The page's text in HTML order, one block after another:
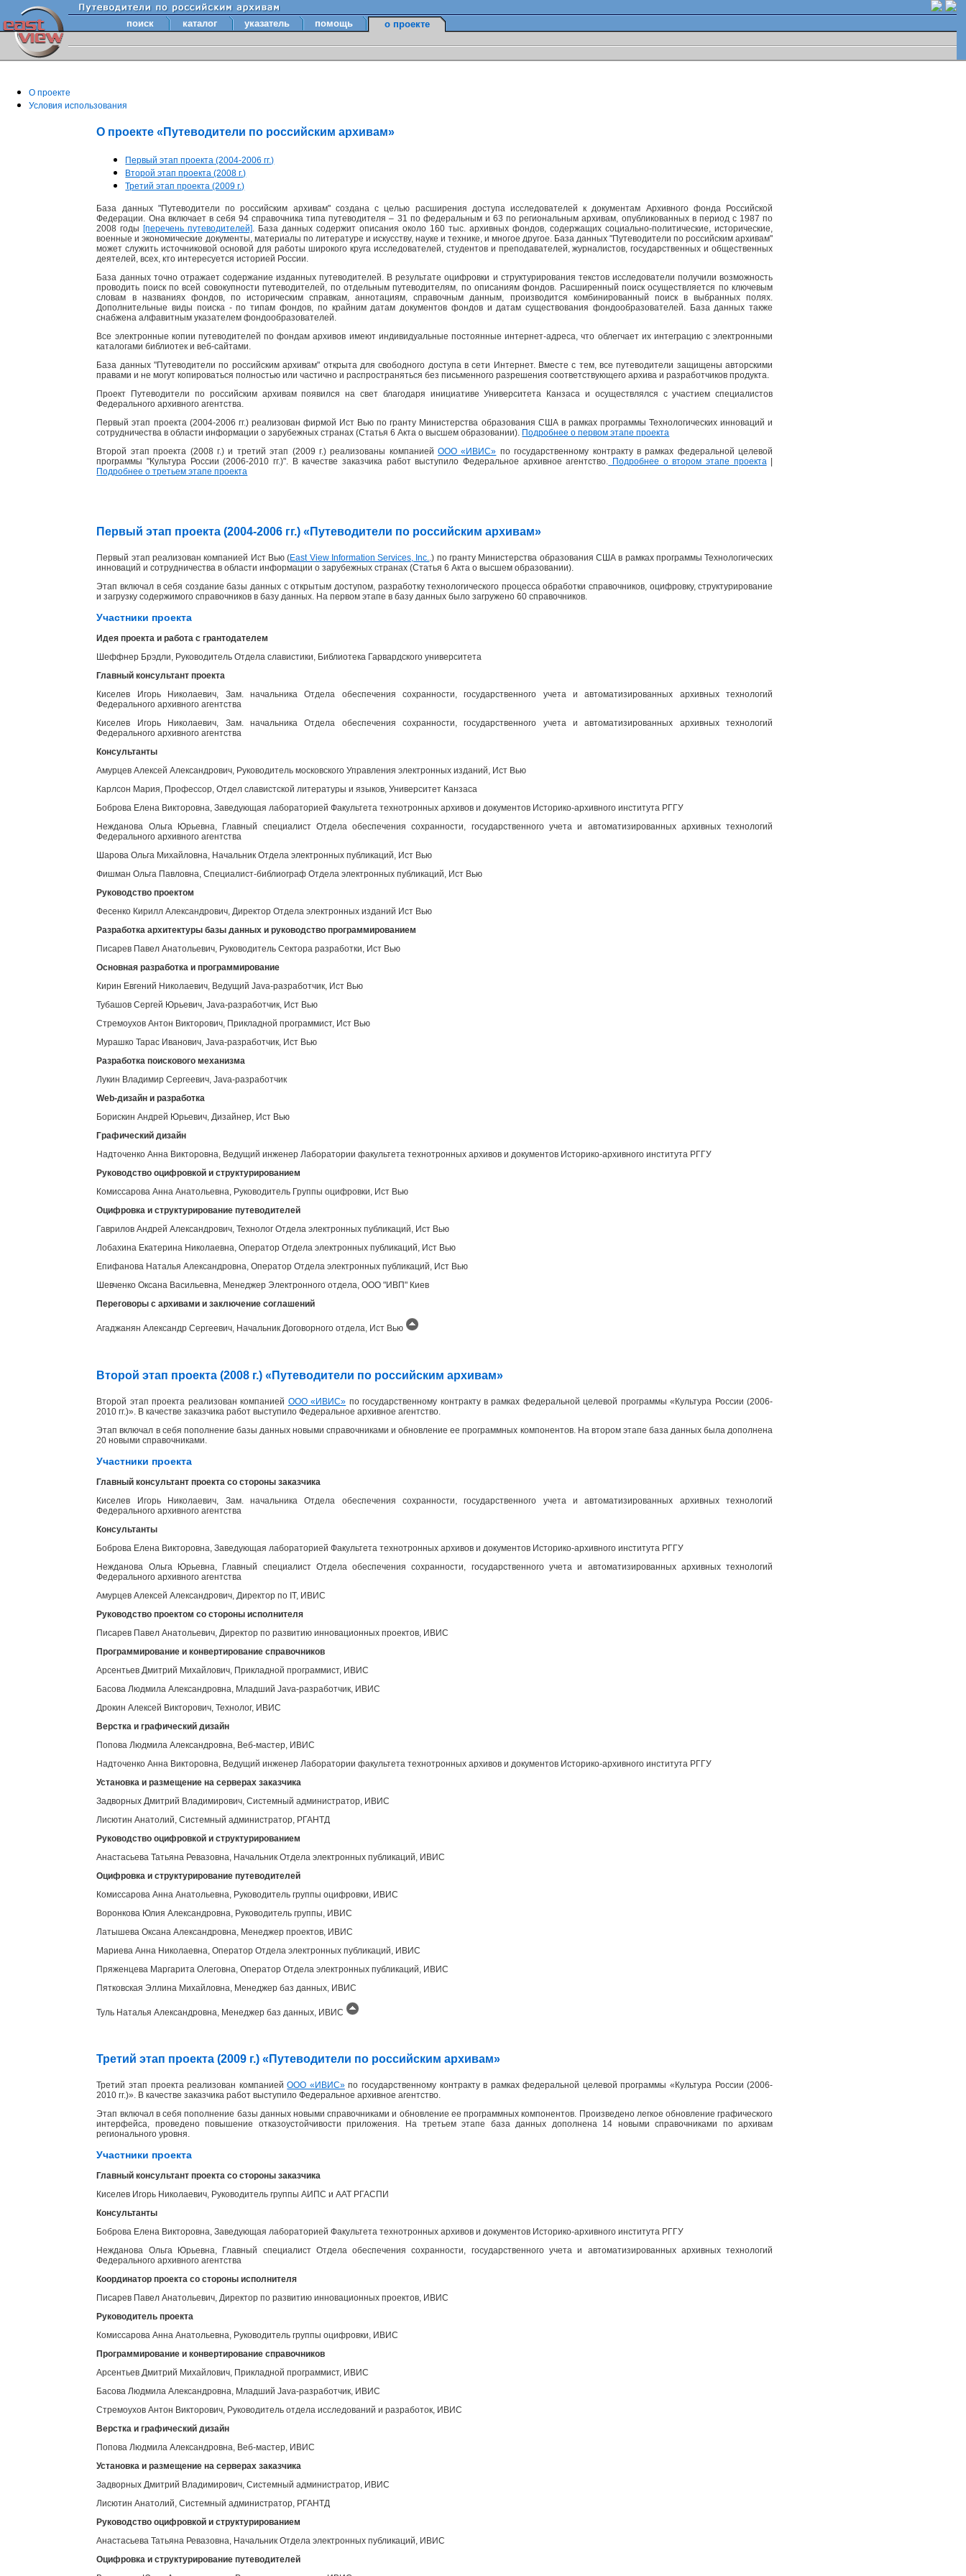
поиск каталог указатель помощь о проекте
О проекте
Условия использования
О проекте «Путеводители по российским архивам»
Первый этап проекта (2004-2006 гг.)
Второй этап проекта (2008 г.)
Третий этап проекта (2009 г.)
База данных "Путеводители по российским архивам" создана с целью расширения доступа исследователей к документам Архивного фонда Российской
Федерации. Она включает в себя 94 справочника типа путеводителя – 31 по федеральным и 63 по региональным архивам, опубликованных в период с 1987 по
2008 годы [перечень путеводителей]. База данных содержит описания около 160 тыс. архивных фондов, содержащих социально-политические, исторические,
военные и экономические документы, материалы по литературе и искусству, науке и технике, и многое другое. База данных "Путеводители по российским архивам"
может служить источниковой основой для работы широкого круга исследователей, студентов и преподавателей, журналистов, государственных и общественных
деятелей, всех, кто интересуется историей России.
База данных точно отражает содержание изданных путеводителей. В результате оцифровки и структурирования текстов исследователи получили возможность
проводить поиск по всей совокупности путеводителей, по отдельным путеводителям, по описаниям фондов. Расширенный поиск осуществляется по ключевым
словам в названиях фондов, по историческим справкам, аннотациям, справочным данным, производится комбинированный поиск в выбранных полях.
Дополнительные виды поиска - по типам фондов, по крайним датам документов фондов и датам существования фондообразователей. База данных также
снабжена алфавитным указателем фондообразователей.
Все электронные копии путеводителей по фондам архивов имеют индивидуальные постоянные интернет-адреса, что облегчает их интеграцию с электронными
каталогами библиотек и веб-сайтами.
База данных "Путеводители по российским архивам" открыта для свободного доступа в сети Интернет. Вместе с тем, все путеводители защищены авторскими
правами и не могут копироваться полностью или частично и распространяться без письменного разрешения соответствующего архива и разработчиков продукта.
Проект Путеводители по российским архивам появился на свет благодаря инициативе Университета Канзаса и осуществлялся с участием специалистов
Федерального архивного агентства.
Первый этап проекта (2004-2006 гг.) реализован фирмой Ист Вью по гранту Министерства образования США в рамках программы Технологических инноваций и
сотрудничества в области информации о зарубежных странах (Статья 6 Акта о высшем образовании). Подробнее о первом этапе проекта
Второй этап проекта (2008 г.) и третий этап (2009 г.) реализованы компаниейООО «ИВИС» по государственному контракту в рамках федеральной целевой
программы "Культура России (2006-2010 гг.)". В качестве заказчика работ выступило Федеральное архивное агентство. Подробнее о втором этапе проекта|
Подробнее о третьем этапе проекта
Первый этап проекта (2004-2006 гг.) «Путеводители по российским архивам»
Первый этап реализован компанией Ист Вью (East View Information Services, Inc. .) по гранту Министерства образования США в рамках программы Технологических
инноваций и сотрудничества в области информации о зарубежных странах (Статья 6 Акта о высшем образовании).
Этап включал в себя создание базы данных с открытым доступом, разработку технологического процесса обработки справочников, оцифровку, структурирование
и загрузку содержимого справочников в базу данных. На первом этапе в базу данных было загружено 60 справочников.
Участники проекта
Идея проекта и работа с грантодателем
Шеффнер Брэдли, Руководитель Отдела славистики, Библиотека Гарвардского университета
Главный консультант проекта
Киселев Игорь Николаевич, Зам. начальника Отдела обеспечения сохранности, государственного учета и автоматизированных архивных технологий
Федерального архивного агентства
Киселев Игорь Николаевич, Зам. начальника Отдела обеспечения сохранности, государственного учета и автоматизированных архивных технологий
Федерального архивного агентства
Консультанты
Амурцев Алексей Александрович, Руководитель московского Управления электронных изданий, Ист Вью
Карлсон Мария, Профессор, Отдел славистской литературы и языков, Университет Канзаса
Боброва Елена Викторовна, Заведующая лабораторией Факультета технотронных архивов и документов Историко-архивного института РГГУ
Нежданова Ольга Юрьевна, Главный специалист Отдела обеспечения сохранности, государственного учета и автоматизированных архивных технологий
Федерального архивного агентства
Шарова Ольга Михайловна, Начальник Отдела электронных публикаций, Ист Вью
Фишман Ольга Павловна, Специалист-библиограф Отдела электронных публикаций, Ист Вью
Руководство проектом
Фесенко Кирилл Александрович, Директор Отдела электронных изданий Ист Вью
Разработка архитектуры базы данных и руководство программированием
Писарев Павел Анатольевич, Руководитель Сектора разработки, Ист Вью
Основная разработка и программирование
Кирин Евгений Николаевич, Ведущий Java-разработчик, Ист Вью
Тубашов Сергей Юрьевич, Java-разработчик, Ист Вью
Стремоухов Антон Викторович, Прикладной программист, Ист Вью
Мурашко Тарас Иванович, Java-разработчик, Ист Вью
Разработка поискового механизма
Лукин Владимир Сергеевич, Java-разработчик
Web-дизайн и разработка
Борискин Андрей Юрьевич, Дизайнер, Ист Вью
Графический дизайн
Надточенко Анна Викторовна, Ведущий инженер Лаборатории факультета технотронных архивов и документов Историко-архивного института РГГУ
Руководство оцифровкой и структурированием
Комиссарова Анна Анатольевна, Руководитель Группы оцифровки, Ист Вью
Оцифровка и структурирование путеводителей
Гаврилов Андрей Александрович, Технолог Отдела электронных публикаций, Ист Вью
Лобахина Екатерина Николаевна, Оператор Отдела электронных публикаций, Ист Вью
Епифанова Наталья Александровна, Оператор Отдела электронных публикаций, Ист Вью
Шевченко Оксана Васильевна, Менеджер Электронного отдела, OOO "ИВП" Киев
Переговоры с архивами и заключение соглашений
Агаджанян Александр Сергеевич, Начальник Договорного отдела, Ист Вью
Второй этап проекта (2008 г.) «Путеводители по российским архивам»
Второй этап проекта реализован компанией ООО «ИВИС» по государственному контракту в рамках федеральной целевой программы «Культура России (2006-
2010 гг.)». В качестве заказчика работ выступило Федеральное архивное агентство.
Этап включал в себя пополнение базы данных новыми справочниками и обновление ее программных компонентов. На втором этапе база данных была дополнена
20 новыми справочниками.
Участники проекта
Главный консультант проекта со стороны заказчика
Киселев Игорь Николаевич, Зам. начальника Отдела обеспечения сохранности, государственного учета и автоматизированных архивных технологий
Федерального архивного агентства
Консультанты
Боброва Елена Викторовна, Заведующая лабораторией Факультета технотронных архивов и документов Историко-архивного института РГГУ
Нежданова Ольга Юрьевна, Главный специалист Отдела обеспечения сохранности, государственного учета и автоматизированных архивных технологий
Федерального архивного агентства
Амурцев Алексей Александрович, Директор по IT, ИВИС
Руководство проектом со стороны исполнителя
Писарев Павел Анатольевич, Директор по развитию инновационных проектов, ИВИС
Программирование и конвертирование справочников
Арсентьев Дмитрий Михайлович, Прикладной программист, ИВИС
Басова Людмила Александровна, Младший Java-разработчик, ИВИС
Дрокин Алексей Викторович, Технолог, ИВИС
Верстка и графический дизайн
Попова Людмила Александровна, Веб-мастер, ИВИС
Надточенко Анна Викторовна, Ведущий инженер Лаборатории факультета технотронных архивов и документов Историко-архивного института РГГУ
Установка и размещение на серверах заказчика
Задворных Дмитрий Владимирович, Системный администратор, ИВИС
Лисютин Анатолий, Системный администратор, РГАНТД
Руководство оцифровкой и структурированием
Анастасьева Татьяна Ревазовна, Начальник Отдела электронных публикаций, ИВИС
Оцифровка и структурирование путеводителей
Комиссарова Анна Анатольевна, Руководитель группы оцифровки, ИВИС
Воронкова Юлия Александровна, Руководитель группы, ИВИС
Латышева Оксана Александровна, Менеджер проектов, ИВИС
Мариева Анна Николаевна, Оператор Отдела электронных публикаций, ИВИС
Пряженцева Маргарита Олеговна, Оператор Отдела электронных публикаций, ИВИС
Пятковская Эллина Михайловна, Менеджер баз данных, ИВИС
Туль Наталья Александровна, Менеджер баз данных, ИВИС
Третий этап проекта (2009 г.) «Путеводители по российским архивам»
Третий этап проекта реализован компаниейООО «ИВИС»по государственному контракту в рамках федеральной целевой программы «Культура России (2006-
2010 гг.)». В качестве заказчика работ выступило Федеральное архивное агентство.
Этап включал в себя пополнение базы данных новыми справочниками и обновление ее программных компонентов. Произведено легкое обновление графического
интерфейса, проведено повышение отказоустойчивости приложения. На третьем этапе база данных дополнена 14 новыми справочниками по архивам
регионального уровня.
Участники проекта
Главный консультант проекта со стороны заказчика
Киселев Игорь Николаевич, Руководитель группы АИПС и ААТ РГАСПИ
Консультанты
Боброва Елена Викторовна, Заведующая лабораторией Факультета технотронных архивов и документов Историко-архивного института РГГУ
Нежданова Ольга Юрьевна, Главный специалист Отдела обеспечения сохранности, государственного учета и автоматизированных архивных технологий
Федерального архивного агентства
Координатор проекта со стороны исполнителя
Писарев Павел Анатольевич, Директор по развитию инновационных проектов, ИВИС
Руководитель проекта
Комиссарова Анна Анатольевна, Руководитель группы оцифровки, ИВИС
Программирование и конвертирование справочников
Арсентьев Дмитрий Михайлович, Прикладной программист, ИВИС
Басова Людмила Александровна, Младший Java-разработчик, ИВИС
Стремоухов Антон Викторович, Руководитель отдела исследований и разработок, ИВИС
Верстка и графический дизайн
Попова Людмила Александровна, Веб-мастер, ИВИС
Установка и размещение на серверах заказчика
Задворных Дмитрий Владимирович, Системный администратор, ИВИС
Лисютин Анатолий, Системный администратор, РГАНТД
Руководство оцифровкой и структурированием
Анастасьева Татьяна Ревазовна, Начальник Отдела электронных публикаций, ИВИС
Оцифровка и структурирование путеводителей